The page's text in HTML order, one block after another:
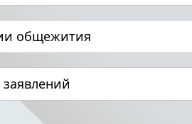
общежития